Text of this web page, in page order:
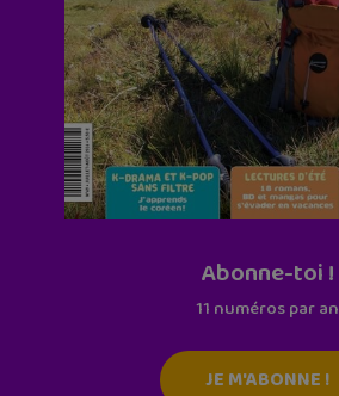
Abonne-toi !
11 numéros par an
JE M'ABONNE !